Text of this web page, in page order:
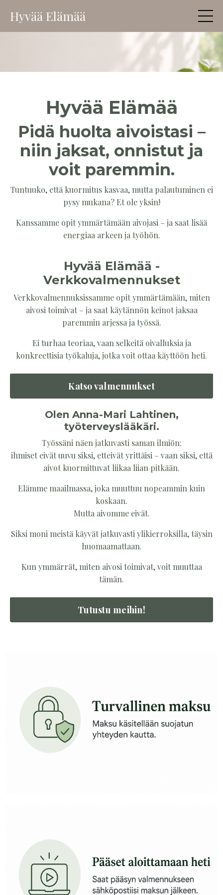
Hyvää Elämää
Hyvää Elämää
Pidä huolta aivoistasi –
niin jaksat, onnistut ja
voit paremmin.
Tuntuuko, että kuormitus kasvaa, mutta palautuminen ei
pysy mukana? Et ole yksin!
Kanssamme opit ymmärtämään aivojasi – ja saat lisää
energiaa arkeen ja työhön.
Hyvää Elämää -
Verkkovalmennukset
Verkkovalmennuksissamme opit ymmärtämään, miten
aivosi toimivat – ja saat käytännön keinot jaksaa
paremmin arjessa ja työssä.
Ei turhaa teoriaa, vaan selkeitä oivalluksia ja
konkreettisia työkaluja, jotka voit ottaa käyttöön heti.
Katso valmennukset
Olen Anna-Mari Lahtinen,
työterveyslääkäri.
Työssäni näen jatkuvasti saman ilmiön:
ihmiset eivät uuvu siksi, etteivät yrittäisi – vaan siksi, että
aivot kuormittuvat liikaa liian pitkään.
Elämme maailmassa, joka muuttuu nopeammin kuin
koskaan.
Mutta aivomme eivät.
Siksi moni meistä käyvät jatkuvasti ylikierroksilla, täysin
huomaamattaan.
Kun ymmärrät, miten aivosi toimivat, voit muuttaa
tämän.
Tutustu meihin!